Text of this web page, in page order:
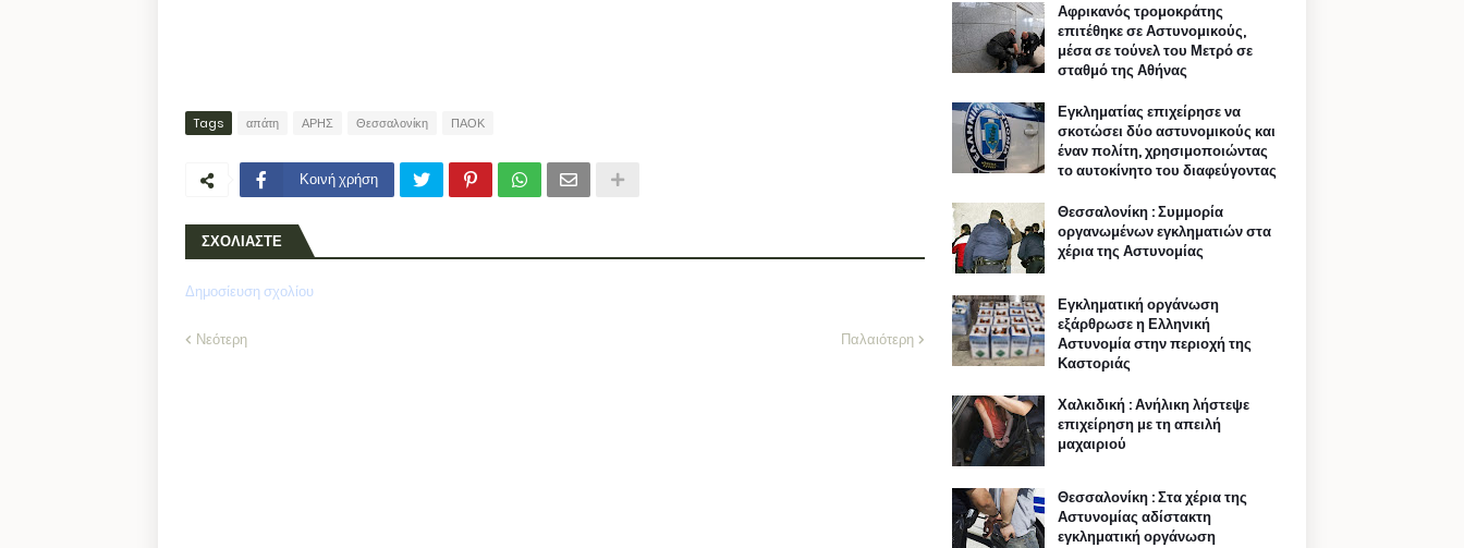
Tags απάτη ΑΡΗΣ Θεσσαλονίκη ΠΑΟΚ
Κοινή χρήση
ΣΧΟΛΙΑΣΤΕ
Δημοσίευση σχολίου
Νεότερη Παλαιότερη
Αφρικανός τρομοκράτης
επιτέθηκε σε Αστυνομικούς,
μέσα σε τούνελ του Μετρό σε
σταθμό της Αθήνας
Εγκληματίας επιχείρησε να
σκοτώσει δύο αστυνομικούς και
έναν πολίτη, χρησιμοποιώντας
το αυτοκίνητο του διαφεύγοντας
Θεσσαλονίκη : Συμμορία
οργανωμένων εγκληματιών στα
χέρια της Αστυνομίας
Εγκληματική οργάνωση
εξάρθρωσε η Ελληνική
Αστυνομία στην περιοχή της
Καστοριάς
Χαλκιδική : Ανήλικη λήστεψε
επιχείρηση με τη απειλή
μαχαιριού
Θεσσαλονίκη : Στα χέρια της
Αστυνομίας αδίστακτη
εγκληματική οργάνωση